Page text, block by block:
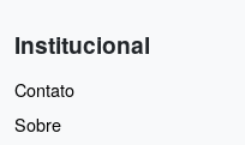
Institucional
Contato
Sobre